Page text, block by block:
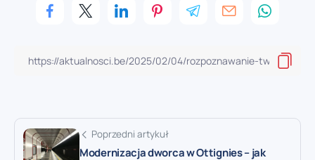
Poprzedni artykuł
Modernizacja dworca w Ottignies – jak